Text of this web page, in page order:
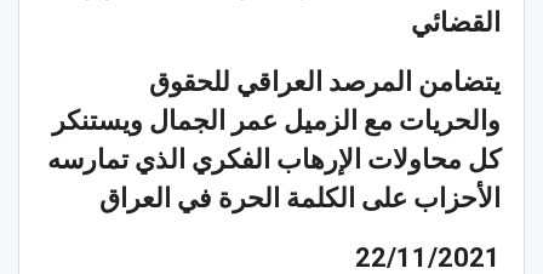
القضائي
يتضامن المرصد العراقي للحقوق
والحريات مع الزميل عمر الجمال ويستنكر
كل محاولات الإرهاب الفكري الذي تمارسه
الأحزاب على الكلمة الحرة في العراق
22/11/2021